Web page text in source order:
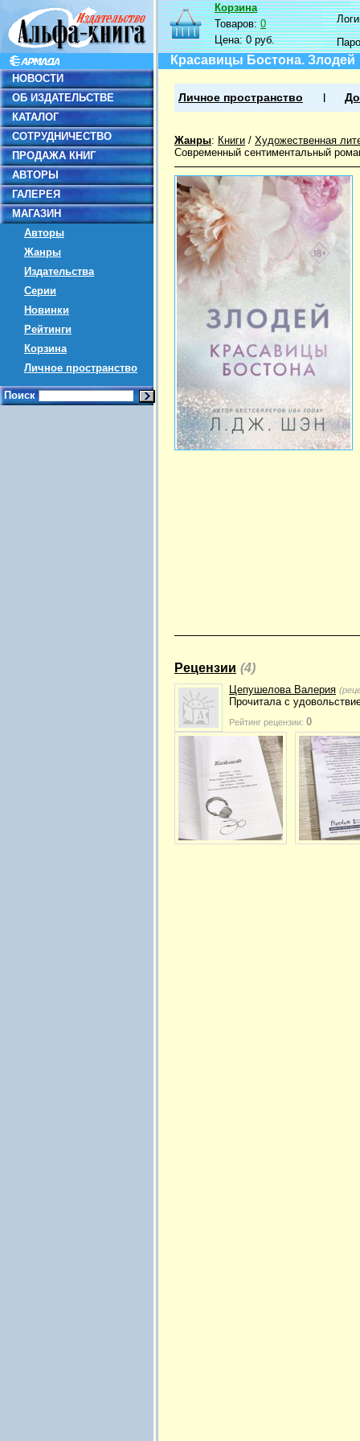
НОВОСТИ
ОБ ИЗДАТЕЛЬСТВЕ
КАТАЛОГ
СОТРУДНИЧЕСТВО
ПРОДАЖА КНИГ
АВТОРЫ
ГАЛЕРЕЯ
МАГАЗИН
Авторы
Жанры
Издательства
Серии
Новинки
Рейтинги
Корзина
Личное пространство
Поиск
Корзина
Товаров:0
Цена:0 руб.
Красавицы Бостона. Злодей
Личное пространство
Жанры: Книги / Художественная
Современный сентиментальный
Рецензии (4)
Цепушелова Валерия
Прочитала с
Рейтинг рецензии: 0